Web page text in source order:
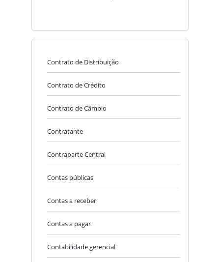
Contrato de Distribuição
Contrato de Crédito
Contrato de Câmbio
Contratante
Contraparte Central
Contas públicas
Contas a receber
Contas a pagar
Contabilidade gerencial